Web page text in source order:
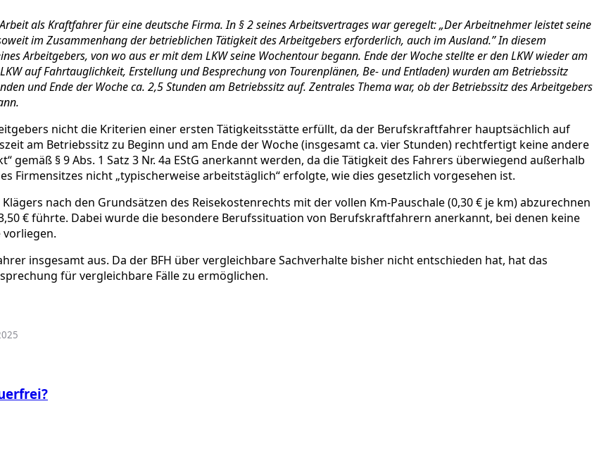
als Kraftfahrer für eine deutsche Firma. In § 2 seines Arbeitsvertrages war geregelt: „Der Arbeitnehmer leistet seine
im Zusammenhang der betrieblichen Tätigkeit des Arbeitgebers erforderlich, auch im Ausland.” In diesem
Arbeitgebers, von wo aus er mit dem LKW seine Wochentour begann. Ende der Woche stellte er den LKW wieder am
auf Fahrtauglichkeit, Erstellung und Besprechung von Tourenplänen, Be- und Entladen) wurden am Betriebssitz
und Ende der Woche ca. 2,5 Stunden am Betriebssitz auf. Zentrales Thema war, ob der Betriebssitz des Arbeitgebers
nicht die Kriterien einer ersten Tätigkeitsstätte erfüllt, da der Berufskraftfahrer hauptsächlich auf
am Betriebssitz zu Beginn und am Ende der Woche (insgesamt ca. vier Stunden) rechtfertigt keine andere
gemäß § 9 Abs. 1 Satz 3 Nr. 4a EStG anerkannt werden, da die Tätigkeit des Fahrers überwiegend außerhalb
Firmensitzes nicht „typischerweise arbeitstäglich“ erfolgte, wie dies gesetzlich vorgesehen ist.
nach den Grundsätzen des Reisekostenrechts mit der vollen Km-Pauschale (0,30 € je km) abzurechnen
€ führte. Dabei wurde die besondere Berufssituation von Berufskraftfahrern anerkannt, bei denen keine
insgesamt aus. Da der BFH über vergleichbare Sachverhalte bisher nicht entschieden hat, hat das
für vergleichbare Fälle zu ermöglichen.